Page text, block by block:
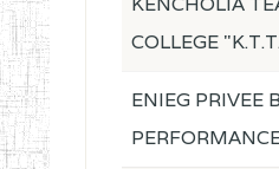
COLLEGE
ENIEG PRIVEE